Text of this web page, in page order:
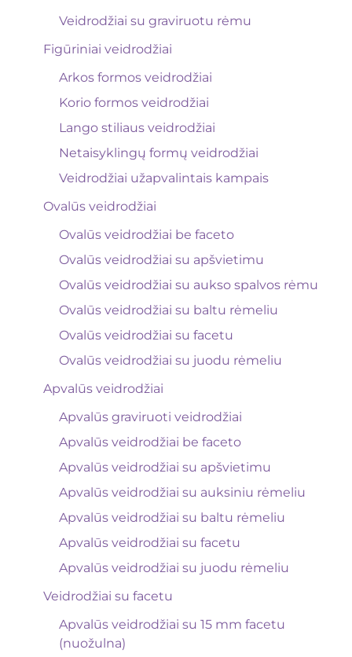
Veidrodžiai su graviruotu rėmu
Figūriniai veidrodžiai
Arkos formos veidrodžiai
Korio formos veidrodžiai
Lango stiliaus veidrodžiai
Netaisyklingų formų veidrodžiai
Veidrodžiai užapvalintais kampais
Ovalūs veidrodžiai
Ovalūs veidrodžiai be faceto
Ovalūs veidrodžiai su apšvietimu
Ovalūs veidrodžiai su aukso spalvos rėmu
Ovalūs veidrodžiai su baltu rėmeliu
Ovalūs veidrodžiai su facetu
Ovalūs veidrodžiai su juodu rėmeliu
Apvalūs veidrodžiai
Apvalūs graviruoti veidrodžiai
Apvalūs veidrodžiai be faceto
Apvalūs veidrodžiai su apšvietimu
Apvalūs veidrodžiai su auksiniu rėmeliu
Apvalūs veidrodžiai su baltu rėmeliu
Apvalūs veidrodžiai su facetu
Apvalūs veidrodžiai su juodu rėmeliu
Veidrodžiai su facetu
Apvalūs veidrodžiai su 15 mm facetu
(nuožulna)